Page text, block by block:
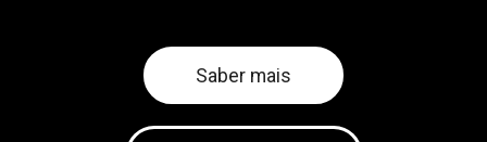
Saber mais